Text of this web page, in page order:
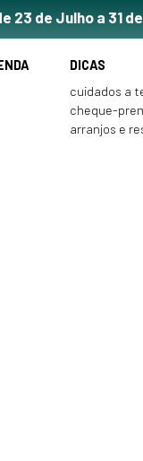
23 de Julho a 31
DICAS
cuidados a
cheque-
arranjos e